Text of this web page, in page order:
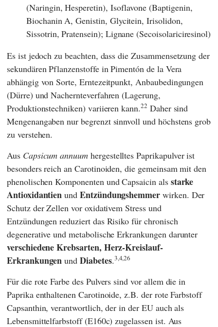
(Naringin, Hesperetin), Isoflavone (Baptigenin,
Biochanin A, Genistin, Glycitein, Irisolidon,
Sissotrin, Pratensein); Lignane (Secoisolariciresinol)
Es ist jedoch zu beachten, dass die Zusammensetzung der
sekundären Pflanzenstoffe in Pimentón de la Vera
abhängig von Sorte, Erntezeitpunkt, Anbaubedingungen
(Dürre) und Nachernteverfahren (Lagerung,
Produktionstechniken) variieren kann.22 Daher sind
Mengenangaben nur begrenzt sinnvoll und höchstens grob
zu verstehen.
Aus Capsicum annuum hergestelltes Paprikapulver ist
besonders reich an Carotinoiden, die gemeinsam mit den
phenolischen Komponenten und Capsaicin als starke
Antioxidantien und Entzündungshemmerwirken. Der
Schutz der Zellen vor oxidativem Stress und
Entzündungen reduziert das Risiko für chronisch
degenerative und metabolische Erkrankungen darunter
verschiedene Krebsarten, Herz-Kreislauf-
Erkrankungenund Diabetes.3,4,26
Für die rote Farbe des Pulvers sind vor allem die in
Paprika enthaltenen Carotinoide, z.B. der rote Farbstoff
Capsanthin, verantwortlich, der in der EU auch als
Lebensmittelfarbstoff (E160c) zugelassen ist. Aus